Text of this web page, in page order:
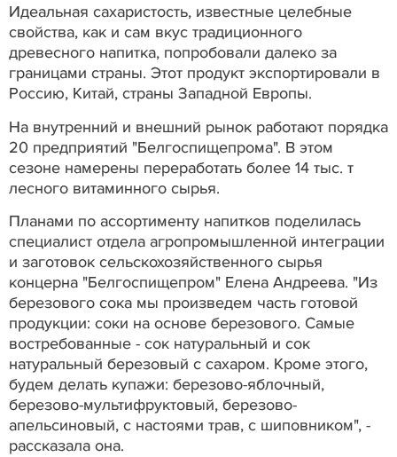
Идеальная сахаристость, известные целебные
свойства, как и сам вкус традиционного
древесного напитка, попробовали далеко за
границами страны. Этот продукт экспортировали в
Россию, Китай, страны Западной Европы.
На внутренний и внешний рынок работают порядка
20 предприятий "Белгоспищепрома". В этом
сезоне намерены переработать более 14 тыс. т
лесного витаминного сырья.
Планами по ассортименту напитков поделилась
специалист отдела агропромышленной интеграции
и заготовок сельскохозяйственного сырья
концерна "Белгоспищепром" Елена Андреева. "Из
березового сока мы произведем часть готовой
продукции: соки на основе березового. Самые
востребованные - сок натуральный и сок
натуральный березовый с сахаром. Кроме этого,
будем делать купажи: березово-яблочный,
березово-мультифруктовый, березово-
апельсиновый, с настоями трав, с шиповником", -
рассказала она.